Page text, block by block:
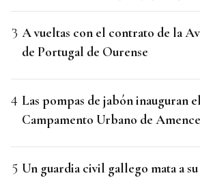
A vueltas con el contrato de la
de Portugal de Ourense
Las pompas de jabón inauguran el
Campamento Urbano de
Un guardia civil gallego mata a su